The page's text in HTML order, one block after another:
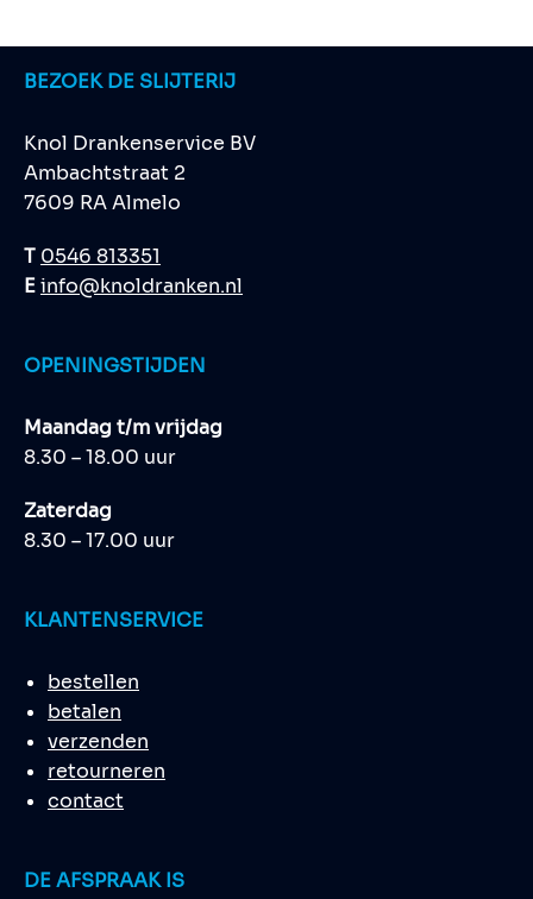
BEZOEK DE SLIJTERIJ
Knol Drankenservice BV
Ambachtstraat 2
7609 RA Almelo
T 0546 813351
Einfo@knoldranken.nl
OPENINGSTIJDEN
Maandag t/m vrijdag
8.30 – 18.00 uur
Zaterdag
8.30 – 17.00 uur
KLANTENSERVICE
bestellen
betalen
verzenden
retourneren
contact
DE AFSPRAAK IS